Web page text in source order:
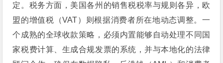
定。税务方面，美国各州的销售税税率与规则各异，欧
盟的增值税（VAT）则根据消费者所在地动态调整。一
个成熟的全球收款策略，必须内置能够自动处理不同国
家税费计算、生成合规发票的系统，并与本地化的法律